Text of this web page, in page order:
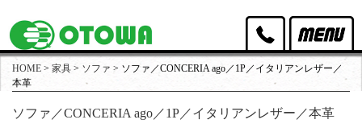
オトワリバースのポリシー
取扱家具
HOME > 家具 > ソファ > ソファ／CONCERIA ago／1P／イタリアンレザー／
本革
ソファ／CONCERIA ago／1P／イタリアンレザー／本革